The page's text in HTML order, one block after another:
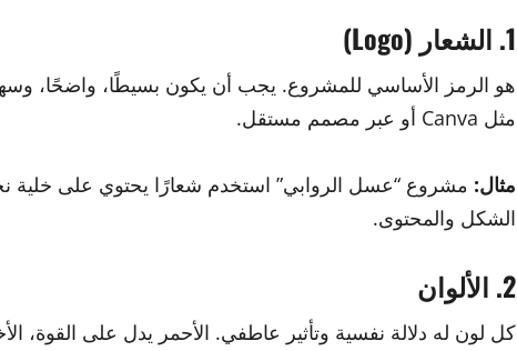
1. الشعار (Logo)
هو الرمز الأساسي للمشروع. يجب أن يكون بسيطًا، واضحًا،
مثل Canva أو عبر مصمم مستقل.
مثال: مشروع “عسل الروابي” استخدم شعارًا يحتوي على خلية
الشكل والمحتوى.
2. الألوان
كل لون له دلالة نفسية وتأثير عاطفي. الأحمر يدل على القوة،